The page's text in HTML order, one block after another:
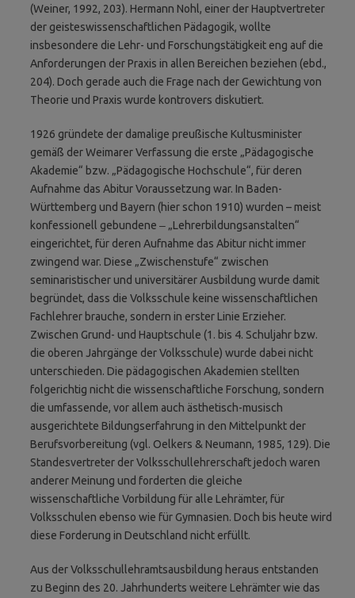
(Weiner, 1992, 203). Hermann Nohl, einer der Hauptvertreter
der geisteswissen­schaft­lichen Pädagogik, wollte
insbesondere die Lehr- und Forschungstätigkeit eng auf die
Anforderungen der Praxis in allen Bereichen beziehen (ebd.,
204). Doch gerade auch die Frage nach der Gewichtung von
Theorie und Praxis wurde kontrovers diskutiert.
1926 gründete der damalige preußische Kultusminister
gemäß der Weimarer Verfassung die erste „Pädagogische
Akademie“ bzw. „Pädagogische Hochschule“, für deren
Aufnahme das Abitur Voraussetzung war. In Baden-
Württemberg und Bayern (hier schon 1910) wurden – meist
konfessionell gebundene ‒ „Lehrerbildungsanstalten“
eingerichtet, für deren Aufnahme das Abitur nicht immer
zwingend war. Diese „Zwischenstufe“ zwischen
seminaristischer und universitärer Ausbildung wurde damit
begründet, dass die Volksschule keine wissenschaftlichen
Fachlehrer brauche, sondern in erster Linie Erzieher.
Zwischen Grund- und Hauptschule (1. bis 4. Schuljahr bzw.
die oberen Jahrgänge der Volksschule) wurde dabei nicht
unterschieden. Die pädagogischen Akademien stellten
folgerichtig nicht die wissen­schaftliche Forschung, sondern
die umfassende, vor allem auch ästhetisch-musisch
ausgerichtete Bildungserfahrung in den Mittelpunkt der
Berufs­vorbereitung (vgl. Oelkers & Neumann, 1985, 129). Die
Standesvertreter der Volksschul­lehrer­schaft jedoch waren
anderer Meinung und forderten die gleiche
wissenschaftliche Vorbildung für alle Lehrämter, für
Volksschulen ebenso wie für Gymnasien. Doch bis heute wird
diese Forderung in Deutschland nicht erfüllt.
Aus der Volksschullehramtsausbildung heraus entstanden
zu Beginn des 20. Jahrhunderts weitere Lehrämter wie das